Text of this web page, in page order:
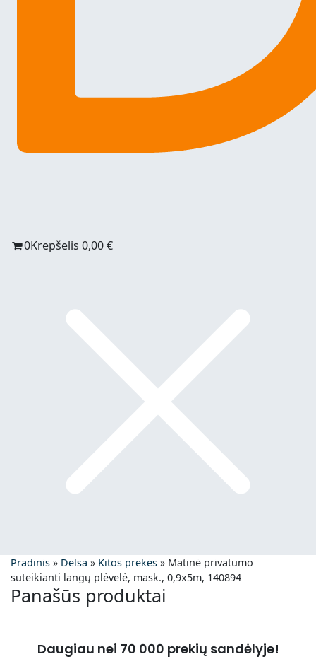
0Krepšelis0,00€
Pradinis » Delsa » Kitos prekės » Matinė privatumo
suteikianti langų plėvelė, mask., 0,9x5m, 140894
Panašūs produktai
Daugiau nei 70 000 prekių sandėlyje!